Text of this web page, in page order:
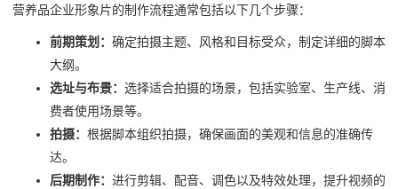
营养品企业形象片的制作流程通常包括以下几个步骤：
前期策划： 确定拍摄主题、风格和目标受众，制定详细的脚本
大纲。
选址与布景： 选择适合拍摄的场景，包括实验室、生产线、消
费者使用场景等。
拍摄： 根据脚本组织拍摄，确保画面的美观和信息的准确传
达。
后期制作： 进行剪辑、配音、调色以及特效处理，提升视频的